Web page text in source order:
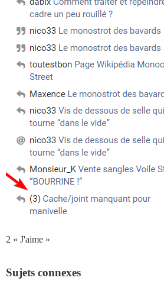
2 « J'aime »
Sujets connexes